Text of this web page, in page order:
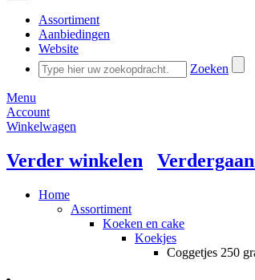
Assortiment
Aanbiedingen
Website
Zoeken
Menu
Account
Winkelwagen
Verder winkelen
Home
Assortiment
Koeken en cake
Koekjes
Coggetjes 250